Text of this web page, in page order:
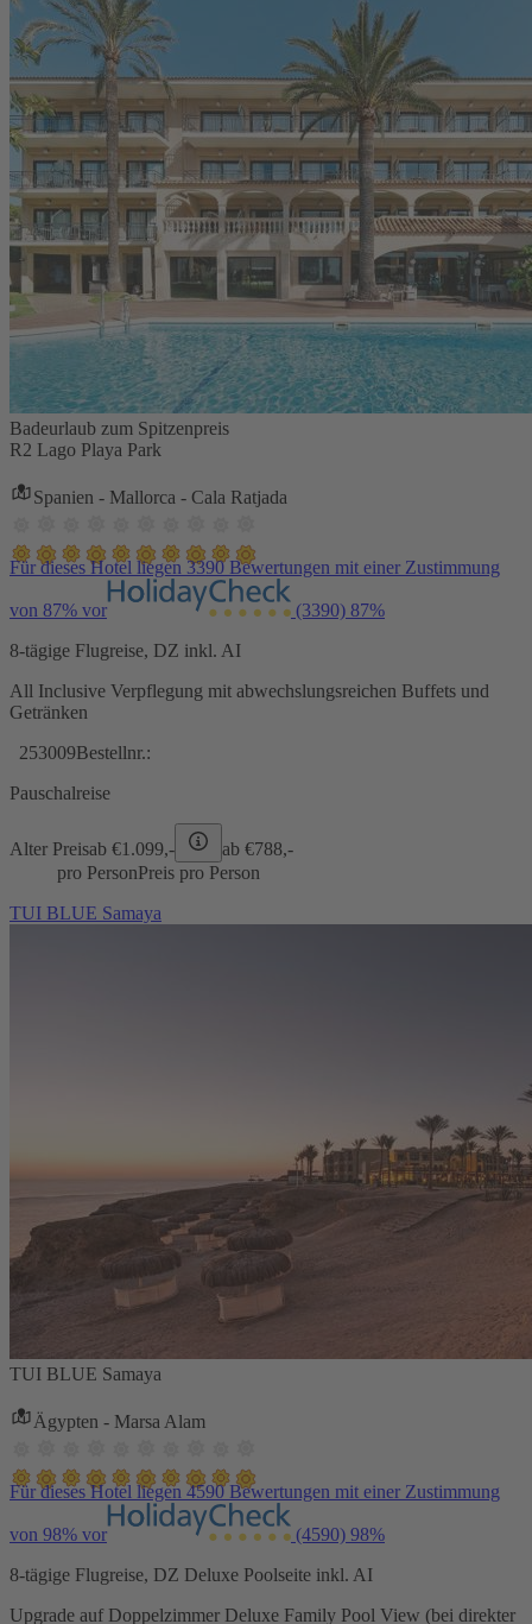
Badeurlaub zum Spitzenpreis
R2 Lago Playa Park
Spanien - Mallorca - Cala Ratjada
Für dieses Hotel liegen 3390 Bewertungen mit einer Zustimmung
von 87% vor (3390) 87%
8-tägige Flugreise, DZ inkl. AI
All Inclusive Verpflegung mit abwechslungsreichen Buffets und
Getränken
253009Bestellnr.:
Pauschalreise
Alter Preisab €1.099,- ab €788,-
pro PersonPreis pro Person
TUI BLUE Samaya
TUI BLUE Samaya
Ägypten - Marsa Alam
Für dieses Hotel liegen 4590 Bewertungen mit einer Zustimmung
von 98% vor (4590) 98%
8-tägige Flugreise, DZ Deluxe Poolseite inkl. AI
Upgrade auf Doppelzimmer Deluxe Family Pool View (bei direkter